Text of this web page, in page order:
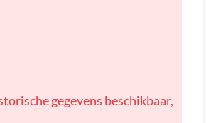
gegevens beschikbaar,